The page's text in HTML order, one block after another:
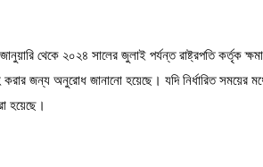
থেকে ২০২৪ সালের জুলাই পর্যন্ত রাষ্ট্রপতি কর্তৃক
জন্য অনুরোধ জানানো হয়েছে। যদি নির্ধারিত সময়ের
হয়েছে।